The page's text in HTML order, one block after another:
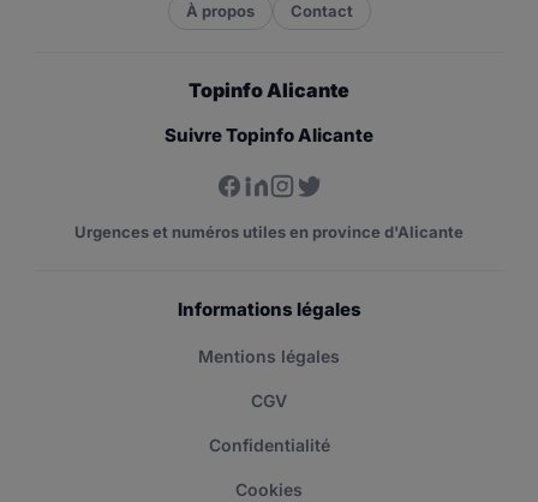
À propos Contact
Topinfo Alicante
Suivre Topinfo Alicante
Urgences et numéros utiles en province d'Alicante
Informations légales
Mentions légales
CGV
Confidentialité
Cookies